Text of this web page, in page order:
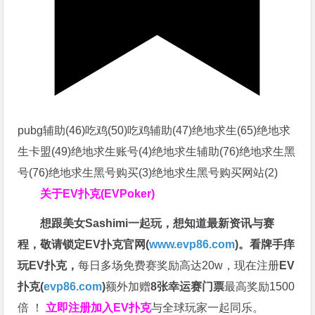
pubg辅助(46)吃鸡(50)吃鸡辅助(47)绝地求生(65)绝地求
生卡盟(49)绝地求生账号(4)绝地求生辅助(76)绝地求生黑
号(76)绝地求生黑号购买(3)绝地求生黑号购买网站(2)
关于EV扑克(EVPoker)
想跟美女Sashimi一起玩，想知道最新资讯与赛
程，敬请锁定EV扑克官网(www.evp86.com)。看牌手痒
玩EV扑克，每日多场免费赛奖励高达20w，现在注册EV
扑克(evp86.com)额外加赠8张幸运赛门票最高奖励1500
倍
！ 立即注册加入EV扑克与全球玩家一起同乐。